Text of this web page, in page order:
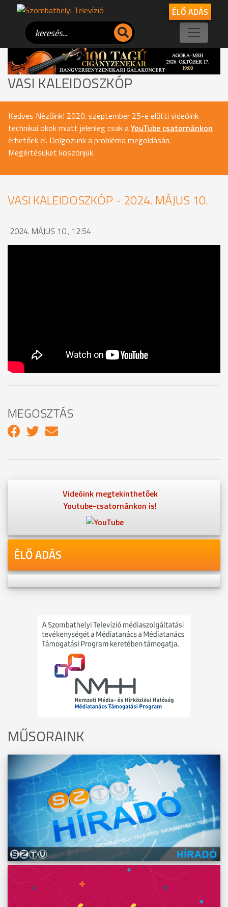
ÉLŐ ADÁS
VASI KALEIDOSZKÓP
Kedves Nézőink! 2020. szeptember 25-e előtti videóink
technikai okok miatt jelenleg csak aYouTube csatornánkon
érhetőek el. Dolgozunk a probléma megoldásán.
Megértésüket köszönjük.
VASI KALEIDOSZKÓP - 2024. MÁJUS 10.
2024. MÁJUS 10., 12:54
MEGOSZTÁS
Videóink megtekinthetőek
Youtube-csatornánkon is!
ÉLŐ ADÁS
MŰSORAINK